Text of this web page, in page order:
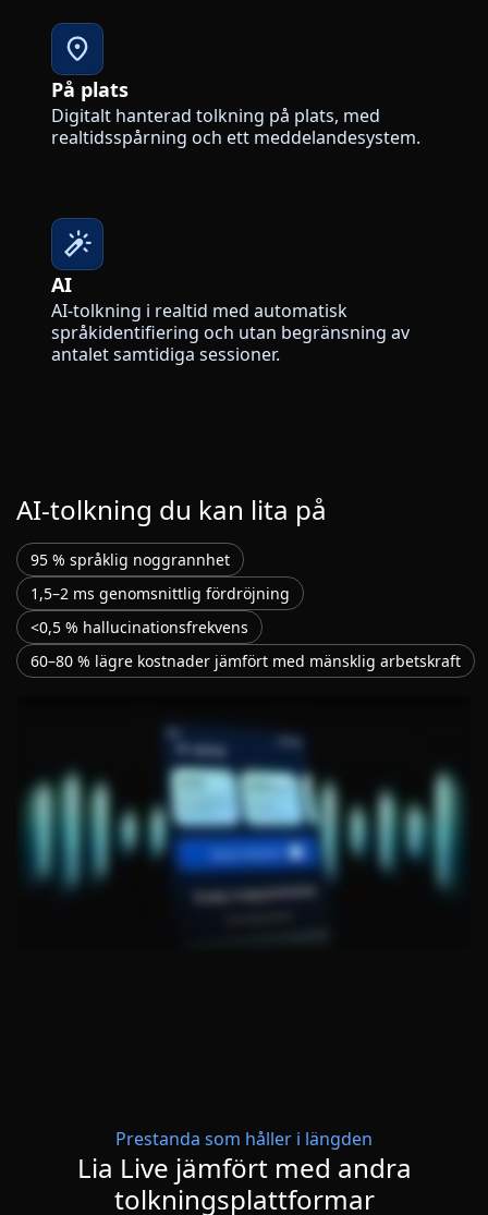
På plats
Digitalt hanterad tolkning på plats, med
realtidsspårning och ett meddelandesystem.
AI
AI-tolkning i realtid med automatisk
språkidentifiering och utan begränsning av
antalet samtidiga sessioner.
AI-tolkning du kan lita på
95 % språklig noggrannhet
1,5–2 ms genomsnittlig fördröjning
<0,5 % hallucinationsfrekvens
60–80 % lägre kostnader jämfört med mänsklig arbetskraft
Prestanda som håller i längden
Lia Live jämfört med andra
tolkningsplattformar